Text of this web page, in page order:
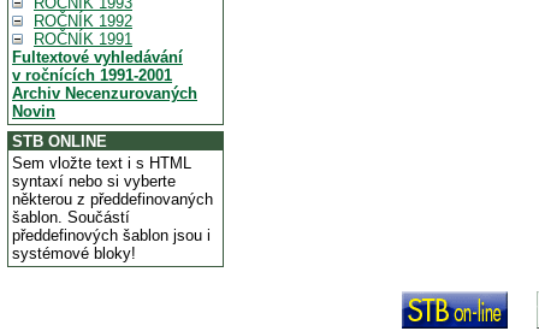
ROČNÍK 1992
ROČNÍK 1991
Fultextové vyhledávání
v ročnících 1991-2001
Archiv Necenzurovaných
Novin
STB ONLINE
Sem vložte text i s HTML
syntaxí nebo si vyberte
některou z předdefinovaných
šablon. Součástí
předdefinových šablon jsou i
systémové bloky!